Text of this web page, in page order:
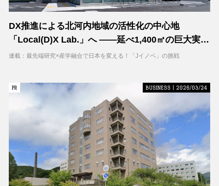
DX推進による北河内地域の活性化の中心地
「Local(D)X Lab.」へ ――延べ1,400㎡の巨大実証
空間で地域DXに挑む 大阪工業大学 DXフィールド
連載：最先端研究×産学融合で日本を変える！「Jイノベ」の挑戦
PR
PR BUSINESS | 2026/03/24